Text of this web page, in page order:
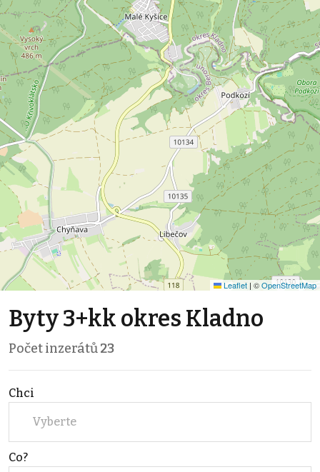
Leaflet | ©OpenStreetMap
Byty 3+kk okres Kladno
Počet inzerátů23
Chci
Vyberte
Co?